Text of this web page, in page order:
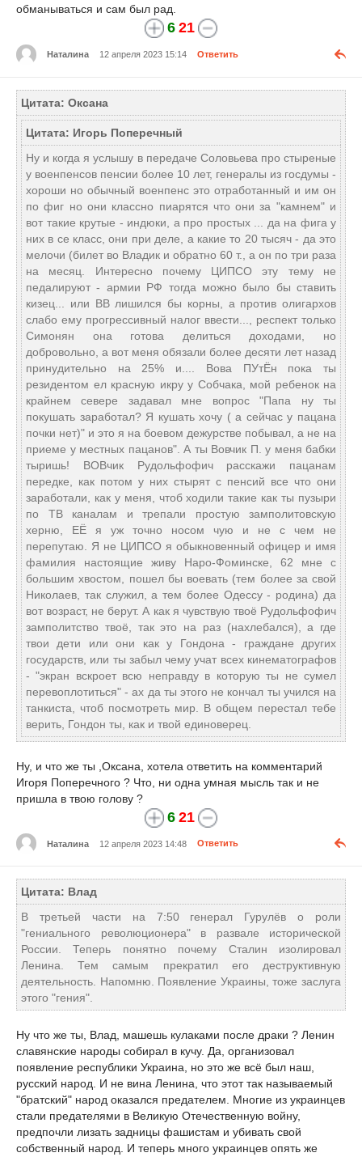
обманываться и сам был рад.
6 21
Наталина 12 апреля 2023 15:14 Ответить
Цитата: Оксана
Цитата: Игорь Поперечный
Ну и когда я услышу в передаче Соловьева про стыреные
у военпенсов пенсии более 10 лет, генералы из госдумы -
хороши но обычный военпенс это отработанный и им он
по фиг но они классно пиарятся что они за "камнем" и
вот такие крутые - индюки, а про простых ... да на фига у
них в се класс, они при деле, а какие то 20 тысяч - да это
мелочи (билет во Владик и обратно 60 т., а он по три раза
на месяц. Интересно почему ЦИПСО эту тему не
педалируют - армии РФ тогда можно было бы ставить
кизец... или ВВ лишился бы корны, а против олигархов
слабо ему прогрессивный налог ввести..., респект только
Симонян она готова делиться доходами, но
добровольно, а вот меня обязали более десяти лет назад
принудительно на 25% и.... Вова ПУтЁн пока ты
резидентом ел красную икру у Собчака, мой ребенок на
крайнем севере задавал мне вопрос "Папа ну ты
покушать заработал? Я кушать хочу ( а сейчас у пацана
почки нет)" и это я на боевом дежурстве побывал, а не на
приеме у местных пацанов". А ты Вовчик П. у меня бабки
тыришь! ВОВчик Рудольфофич расскажи пацанам
передке, как потом у них стырят с пенсий все что они
заработали, как у меня, чтоб ходили такие как ты пузыри
по ТВ каналам и трепали простую замполитовскую
херню, ЕЁ я уж точно носом чую и не с чем не
перепутаю. Я не ЦИПСО я обыкновенный офицер и имя
фамилия настоящие живу Наро-Фоминске, 62 мне с
большим хвостом, пошел бы воевать (тем более за свой
Николаев, так служил, а тем более Одессу - родина) да
вот возраст, не берут. А как я чувствую твоё Рудольфофич
замполитство твоё, так это на раз (нахлебался), а где
твои дети или они как у Гондона - граждане других
государств, или ты забыл чему учат всех кинематографов
- "экран вскроет всю неправду в которую ты не сумел
перевоплотиться" - ах да ты этого не кончал ты учился на
танкиста, чтоб посмотреть мир. В общем перестал тебе
верить, Гондон ты, как и твой единоверец.
Ну, и что же ты ,Оксана, хотела ответить на комментарий
Игоря Поперечного ? Что, ни одна умная мысль так и не
пришла в твою голову ?
6 21
Наталина 12 апреля 2023 14:48 Ответить
Цитата: Влад
В третьей части на 7:50 генерал Гурулёв о роли
"гениального революционера" в развале исторической
России. Теперь понятно почему Сталин изолировал
Ленина. Тем самым прекратил его деструктивную
деятельность. Напомню. Появление Украины, тоже заслуга
этого "гения".
Ну что же ты, Влад, машешь кулаками после драки ? Ленин
славянские народы собирал в кучу. Да, организовал
появление республики Украина, но это же всё был наш,
русский народ. И не вина Ленина, что этот так называемый
"братский" народ оказался предателем. Многие из украинцев
стали предателями в Великую Отечественную войну,
предпочли лизать задницы фашистам и убивать свой
собственный народ. И теперь много украинцев опять же